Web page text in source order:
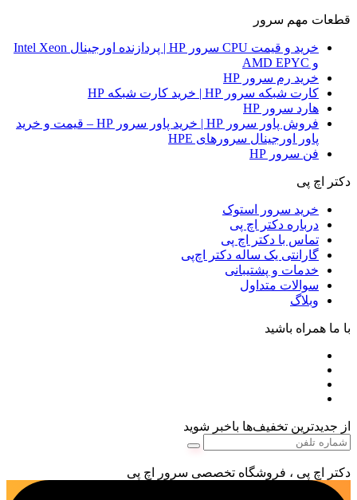
قطعات مهم سرور
خرید و قیمت CPU سرور HP | پردازنده اورجینال Intel Xeon
و AMD EPYC
خرید رم سرور HP
کارت شبکه سرور HP | خرید کارت شبکه HP
هارد سرور HP
فروش پاور سرور HP | خرید پاور سرور HP – قیمت و خرید
پاور اورجینال سرورهای HPE
فن سرور HP
دکتر اچ پی
خرید سرور استوک
درباره دکتر اچ پی
تماس با دکتر اچ پی
گارانتی یک ساله دکتر اچ‌پی
خدمات و پشتیبانی
سوالات متداول
وبلاگ
با ما همراه باشید
از جدیدترین تخفیف‌ها باخبر شوید
دکتر اچ پی ، فروشگاه تخصصی سرور اچ پی